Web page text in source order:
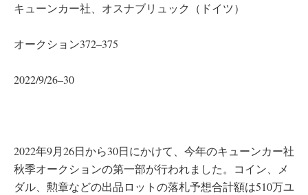
キューンカー社、オスナブリュック（ドイツ）
オークション372–375
2022/9/26–30
2022年9月26日から30日にかけて、今年のキューンカー社
秋季オークションの第一部が行われました。コイン、メ
ダル、勲章などの出品ロットの落札予想合計額は510万ユ